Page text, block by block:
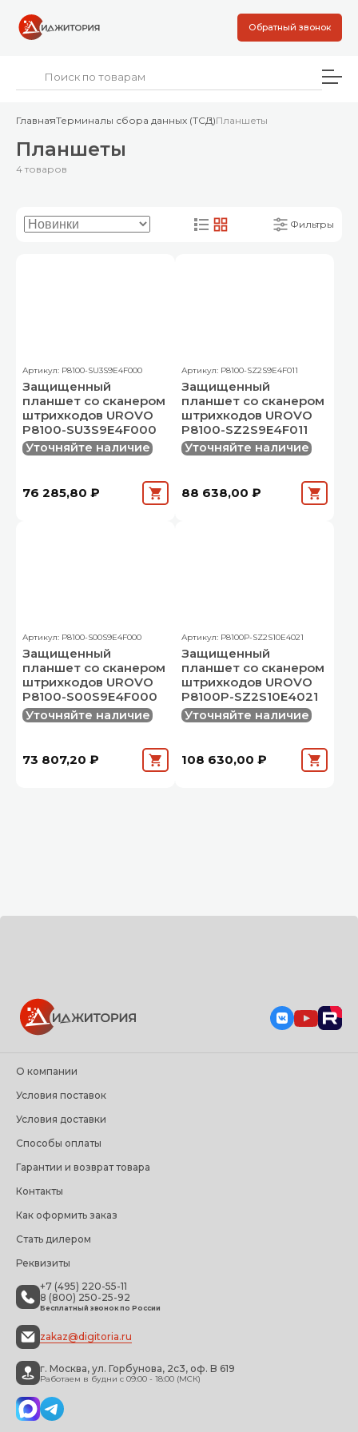
Обратный звонок
ГлавнаяТерминалы сбора данных (ТСД)Планшеты
Планшеты
4 товаров
Фильтры
Артикул: P8100-SU3S9E4F000
Защищенный
планшет со сканером
штрихкодов UROVO
P8100-SU3S9E4F000
Уточняйте наличие
76 285,80 ₽
Артикул: P8100-SZ2S9E4F011
Защищенный
планшет со сканером
штрихкодов UROVO
P8100-SZ2S9E4F011
Уточняйте наличие
88 638,00 ₽
Артикул: P8100-S00S9E4F000
Защищенный
планшет со сканером
штрихкодов UROVO
P8100-S00S9E4F000
Уточняйте наличие
73 807,20 ₽
Артикул: P8100P-SZ2S10E4021
Защищенный
планшет со сканером
штрихкодов UROVO
P8100P-SZ2S10E4021
Уточняйте наличие
108 630,00 ₽
+7 (495) 220-55-11
8 (800) 250-25-92
Бесплатный звонок по России
zakaz@digitoria.ru
г. Москва, ул. Горбунова, 2с3, оф. B 619
Работаем в будни с 09:00 - 18:00 (МСК)
О компании
Условия поставок
Условия доставки
Способы оплаты
Гарантии и возврат товара
Контакты
Как оформить заказ
Стать дилером
Реквизиты